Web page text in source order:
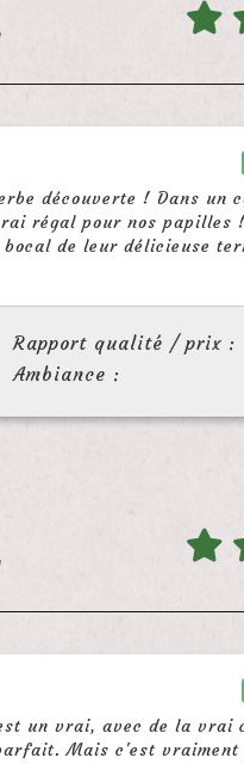
découverte ! Dans un
régal pour nos papilles
de leur délicieuse
Rapport qualité / prix :
Ambiance :
un vrai, avec de la vrai
Mais c'est vraiment